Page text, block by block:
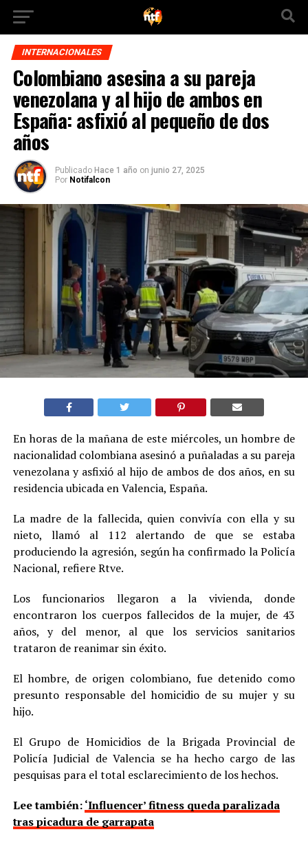
INTERNACIONALES
Colombiano asesina a su pareja
venezolana y al hijo de ambos en
España: asfixió al pequeño de dos
años
Publicado Hace 1 año on junio 27, 2025
Por Notifalcon
En horas de la mañana de este miércoles, un hombre de
nacionalidad colombiana asesinó a puñaladas a su pareja
venezolana y asfixió al hijo de ambos de dos años, en su
residencia ubicada en Valencia, España.
La madre de la fallecida, quien convivía con ella y su
nieto, llamó al 112 alertando de que se estaba
produciendo la agresión, según ha confirmado la Policía
Nacional, refiere Rtve.
Los funcionarios llegaron a la vivienda, donde
encontraron los cuerpos fallecidos de la mujer, de 43
años, y del menor, al que los servicios sanitarios
trataron de reanimar sin éxito.
El hombre, de origen colombiano, fue detenido como
presunto responsable del homicidio de su mujer y su
hijo.
El Grupo de Homicidios de la Brigada Provincial de
Policía Judicial de Valencia se ha hecho cargo de las
pesquisas para el total esclarecimiento de los hechos.
Lee también:‘Influencer’ fitness queda paralizada
tras picadura de garrapata